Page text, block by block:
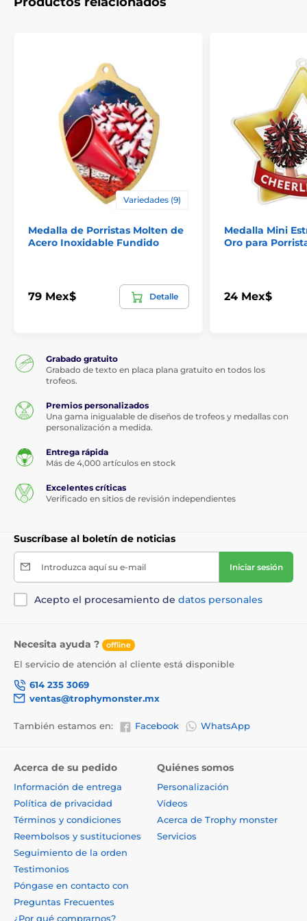
Variedades (9)
Medalla de Porristas Molten de
Acero Inoxidable Fundido
79 Mex$ Detalle
Medalla Mini
Oro para
24 Mex$
Grabado gratuito
Grabado de texto en placa plana gratuito en todos los
trofeos.
Premios personalizados
Una gama inigualable de diseños de trofeos y medallas con
personalización a medida.
Entrega rápida
Más de 4,000 artículos en stock
Excelentes críticas
Verificado en sitios de revisión independientes
Suscríbase al boletín de noticias
Introduzca aquí su e-mail Iniciar sesión
Acepto el procesamiento de datos personales
Necesita ayuda ? offline
El servicio de atención al cliente está disponible
614 235 3069
ventas@trophymonster.mx
También estamos en: Facebook WhatsApp
Acerca de su pedido
Información de entrega
Política de privacidad
Términos y condiciones
Reembolsos y sustituciones
Seguimiento de la orden
Testimonios
Póngase en contacto con
Preguntas Frecuentes
¿Por qué comprarnos?
Quiénes somos
Personalización
Vídeos
Acerca de Trophy monster
Servicios